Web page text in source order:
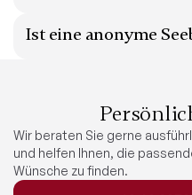
Genehmigung zur
Ist eine anonyme
Wir beraten Sie gerne
und helfen Ihnen, die
Wünsche zu finden.